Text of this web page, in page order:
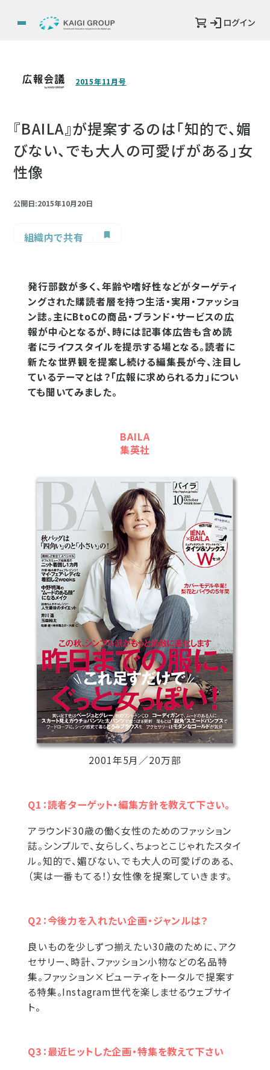
ログイン
2015年11月号
『BAILA』が提案するのは「知的で、媚
びない、でも大人の可愛げがある」女
性像
公開日:2015年10月20日
組織内で共有
発行部数が多く、年齢や嗜好性などがターゲティ
ングされた購読者層を持つ生活・実用・ファッショ
ン誌。主にBtoCの商品・ブランド・サービスの広
報が中心となるが、時には記事体広告も含め読
者にライフスタイルを提示する場となる。読者に
新たな世界観を提案し続ける編集長が今、注目し
ているテーマとは？「広報に求められる力」につい
ても聞いてみました。
BAILA
集英社
2001年5月／20万部
Q1：読者ターゲット・編集方針を教えて下さい。
アラウンド30歳の働く女性のためのファッション
誌。シンプルで、女らしく、ちょっとこじゃれたスタイ
ル。知的で、媚びない、でも大人の可愛げのある、
（実は一番もてる！）女性像を提案していきます。
Q2：今後力を入れたい企画・ジャンルは？
良いものを少しずつ揃えたい30歳のために、アク
セサリー、時計、ファッション小物などの名品特
集。ファッション×ビューティをトータルで提案す
る特集。Instagram世代を楽しませるウェブサイ
ト。
Q3：最近ヒットした企画・特集を教えて下さい